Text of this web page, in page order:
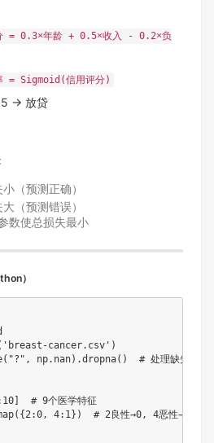
= 0.3×年龄 + 0.5×收入 - 0.2×负
= Sigmoid(信用评分)
→ 放贷
（预测正确）
（预测错误）
数使总损失最小
）​
cancer.csv')
np.nan).dropna()  # 处理缺失值
# 9个医学特征
4:1})  # 2良性→0, 4恶性→1